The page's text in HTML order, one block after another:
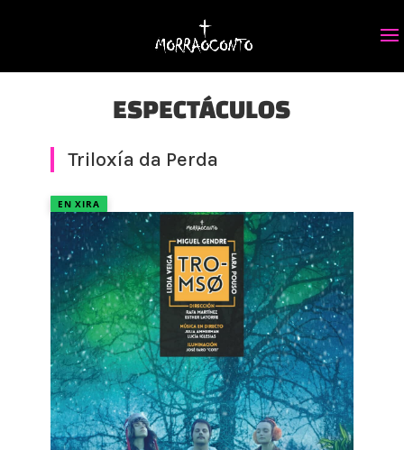
ESPECTÁCULOS
Triloxía da Perda
EN XIRA